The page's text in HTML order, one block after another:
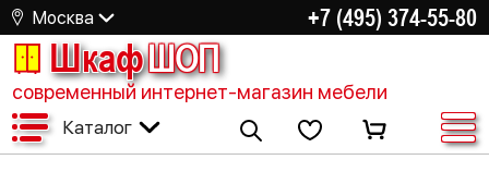
Москва +7 (495) 374-55-80
ШкафШОП
современный интернет-магазин мебели
Каталог